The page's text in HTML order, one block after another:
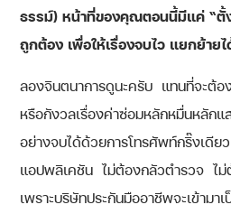
ธรรม์) หน้าที่ของคุณตอนนี้มีแค่ “ตั้
ถูกต้อง เพื่อให้เรื่องจบไว แยกย้าย
ลองจินตนาการดูนะครับ แทนที่จะต้อ
หรือกังวลเรื่องค่าซ่อมหลักหมื่นหลัก
อย่างจบได้ด้วยการโทรศัพท์กริ๊งเดี
แอปพลิเคชัน ไม่ต้องกลัวตำรวจ ไ
เพราะบริษัทประกันมืออาชีพจะเข้ามา